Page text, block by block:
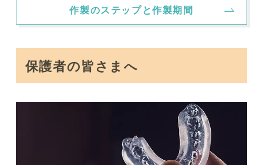
作製のステップと作製期間
保護者の皆さまへ